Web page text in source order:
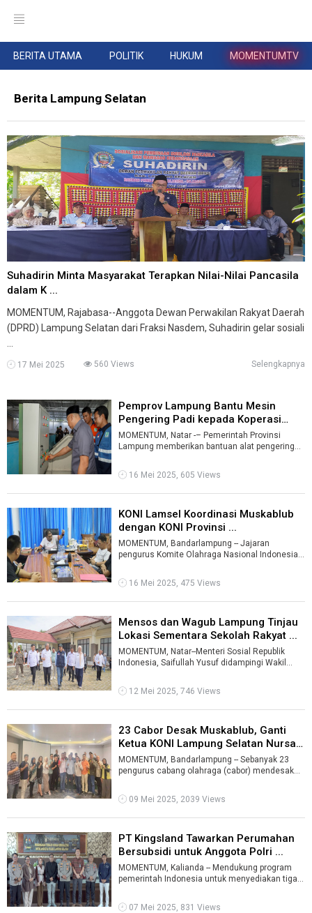
BERITA UTAMA POLITIK HUKUM MOMENTUMTV
Berita Lampung Selatan
Suhadirin Minta Masyarakat Terapkan Nilai-Nilai Pancasila
dalam K ...
MOMENTUM, Rajabasa--Anggota Dewan Perwakilan Rakyat Daerah
(DPRD) Lampung Selatan dari Fraksi Nasdem, Suhadirin gelar sosiali
17 Mei 2025 560 Views Selengkapnya
Pemprov Lampung Bantu Mesin
Pengering Padi kepada Koperasi
Pertan ...
MOMENTUM, Natar -– Pemerintah Provinsi
Lampung memberikan bantuan alat pengering
16 Mei 2025, 605 Views
KONI Lamsel Koordinasi Muskablub
dengan KONI Provinsi ...
MOMENTUM, Bandarlampung -- Jajaran
pengurus Komite Olahraga Nasional Indonesia
per ...
16 Mei 2025, 475 Views
Mensos dan Wagub Lampung Tinjau
Lokasi Sementara Sekolah Rakyat ...
MOMENTUM, Natar--Menteri Sosial Republik
Indonesia, Saifullah Yusuf didampingi Wakil
12 Mei 2025, 746 Views
23 Cabor Desak Muskablub, Ganti
Ketua KONI Lampung Selatan Nursam
...
MOMENTUM, Bandarlampung -- Sebanyak 23
pengurus cabang olahraga (cabor) mendesak
ka ...
09 Mei 2025, 2039 Views
PT Kingsland Tawarkan Perumahan
Bersubsidi untuk Anggota Polri ...
MOMENTUM, Kalianda -- Mendukung program
pemerintah Indonesia untuk menyediakan tiga
07 Mei 2025, 831 Views